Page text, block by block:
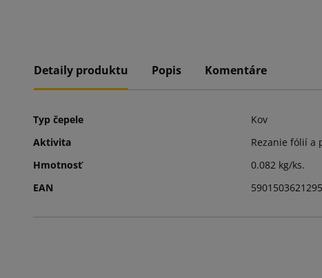
Detaily produktu Popis Komentáre
Typ čepele
Kov
Aktivita
Rezanie fólií a
Hmotnosť
0.082 kg/ks.
EAN
5901503621295